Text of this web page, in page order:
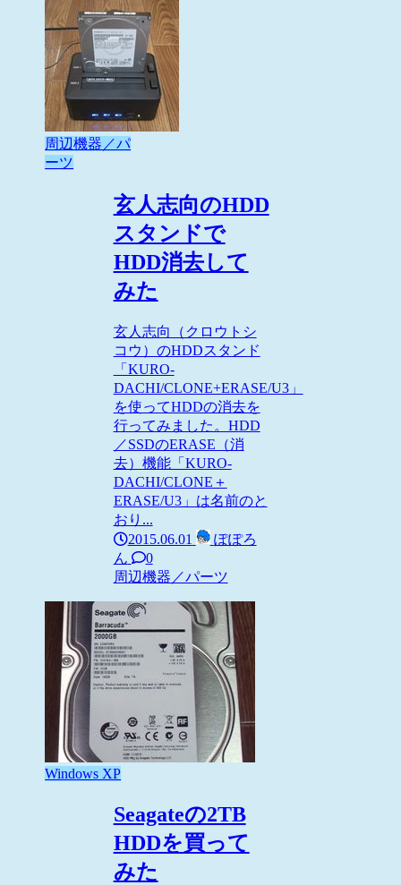
周辺機器／パ
ーツ
玄人志向のHDD
スタンドで
HDD消去して
みた
玄人志向（クロウトシ
コウ）のHDDスタンド
「KURO-
DACHI/CLONE+ERASE/U3」
を使ってHDDの消去を
行ってみました。HDD
／SSDのERASE（消
去）機能「KURO-
DACHI/CLONE＋
ERASE/U3」は名前のと
おり...
2015.06.01
ぽぽろ
ん
0
周辺機器／パーツ
Windows XP
Seagateの2TB
HDDを買って
みた